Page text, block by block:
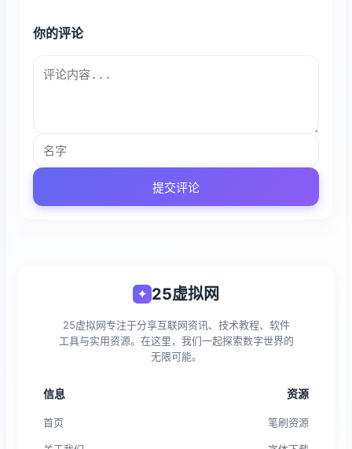
你的评论
提交评论
✦ 25虚拟网
25虚拟网专注于分享互联网资讯、技术教程、软件
工具与实用资源。在这里，我们一起探索数字世界的
无限可能。
信息
首页
资源
笔刷资源